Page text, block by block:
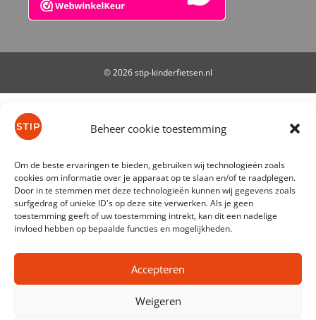
Beheer cookie toestemming
Om de beste ervaringen te bieden, gebruiken wij technologieën zoals
cookies om informatie over je apparaat op te slaan en/of te raadplegen.
Door in te stemmen met deze technologieën kunnen wij gegevens zoals
surfgedrag of unieke ID's op deze site verwerken. Als je geen
toestemming geeft of uw toestemming intrekt, kan dit een nadelige
invloed hebben op bepaalde functies en mogelijkheden.
Accepteren
Weigeren
© 2026 stip-kinderfietsen.nl
WebwinkelKeur Reviewsis 9.7/10 gebaseerd op 61